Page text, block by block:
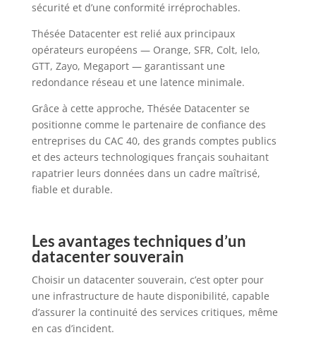
sécurité et d’une conformité irréprochables.
Thésée Datacenter est relié aux principaux
opérateurs européens — Orange, SFR, Colt, Ielo,
GTT, Zayo, Megaport — garantissant une
redondance réseau et une latence minimale.
Grâce à cette approche, Thésée Datacenter se
positionne comme le partenaire de confiance des
entreprises du CAC 40, des grands comptes publics
et des acteurs technologiques français souhaitant
rapatrier leurs données dans un cadre maîtrisé,
fiable et durable.
Les avantages techniques d’un
datacenter souverain
Choisir un datacenter souverain, c’est opter pour
une infrastructure de haute disponibilité, capable
d’assurer la continuité des services critiques, même
en cas d’incident.